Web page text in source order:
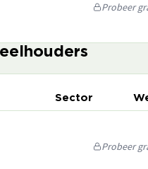
Probeer
Sector
Probeer